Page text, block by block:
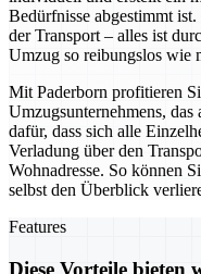
Bedürfnisse abgestimmt
der Transport – alles ist
Umzug so reibungslos wie
Mit Paderborn profitieren
Umzugsunternehmens,
dafür, dass sich alle
Verladung über den
Wohnadresse. So können
selbst den Überblick
Features
Diese Vorteile bieten